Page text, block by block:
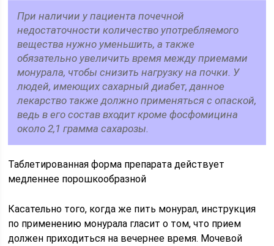
При наличии у пациента почечной
недостаточности количество употребляемого
вещества нужно уменьшить, а также
обязательно увеличить время между приемами
монурала, чтобы снизить нагрузку на почки. У
людей, имеющих сахарный диабет, данное
лекарство также должно применяться с опаской,
ведь в его состав входит кроме фосфомицина
около 2,1 грамма сахарозы.
Таблетированная форма препарата действует
медленнее порошкообразной
Касательно того, когда же пить монурал, инструкция
по применению монурала гласит о том, что прием
должен приходиться на вечернее время. Мочевой